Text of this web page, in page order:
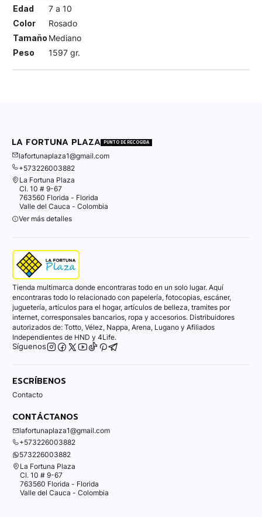
Edad
7 a 10
Color
Rosado
Tamaño Mediano
Peso
1597 gr.
LA FORTUNA PLAZA PUNTO DE RECOGIDA
lafortunaplaza1@gmail.com
+573226003882
La Fortuna Plaza
Cl. 10 # 9-67
763560 Florida - Florida
Valle del Cauca - Colombia
Ver más detalles
Tienda multimarca donde encontraras todo en un solo lugar. Aquí
encontraras todo lo relacionado con papelería, fotocopias, escáner,
juguetería, artículos para el hogar, artículos de belleza, tramites por
internet, corresponsales bancarios, ropa y accesorios. Distribuidores
autorizados de: Totto, Vélez, Nappa, Arena, Lugano y Afiliados
Independientes de HND y 4Life.
Síguenos
ESCRÍBENOS
Contacto
CONTÁCTANOS
lafortunaplaza1@gmail.com
+573226003882
573226003882
La Fortuna Plaza
Cl. 10 # 9-67
763560 Florida - Florida
Valle del Cauca - Colombia